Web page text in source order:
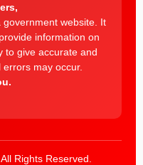
website. It
information on
to give accurate and
may occur.
Rights Reserved.